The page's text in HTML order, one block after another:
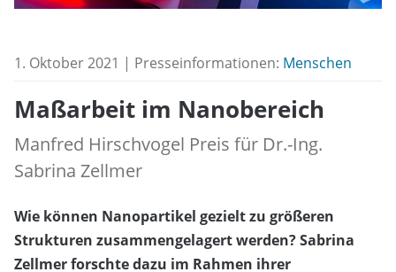
1. Oktober 2021 | Presseinformationen: Menschen
Maßarbeit im Nanobereich
Manfred Hirschvogel Preis für Dr.-Ing.
Sabrina Zellmer
Wie können Nanopartikel gezielt zu größeren
Strukturen zusammengelagert werden? Sabrina
Zellmer forschte dazu im Rahmen ihrer